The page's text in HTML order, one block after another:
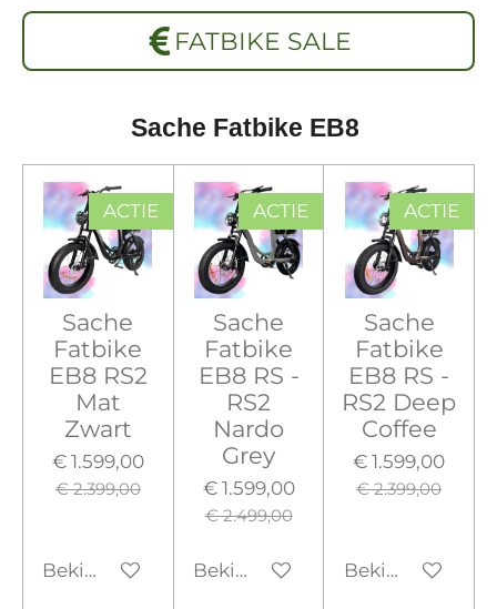
FATBIKE SALE
Sache Fatbike EB8
ACTIE
Sache
Fatbike
EB8 RS2
Mat
Zwart
€ 1.599,00
€ 2.399,00
Bekijk details
ACTIE
Sache
Fatbike
EB8 RS -
RS2
Nardo
Grey
€ 1.599,00
€ 2.499,00
Bekijk details
ACTIE
Sache
Fatbike
EB8 RS -
RS2 Deep
Coffee
€ 1.599,00
€ 2.399,00
Bekijk details